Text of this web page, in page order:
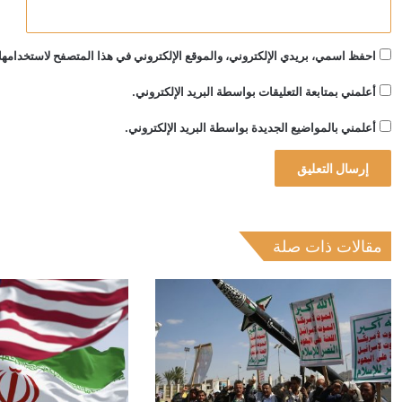
احفظ اسمي، بريدي الإلكتروني، والموقع الإلكتروني في هذا المتصفح
أعلمني بمتابعة التعليقات بواسطة البريد الإلكتروني.
أعلمني بالمواضيع الجديدة بواسطة البريد الإلكتروني.
مقالات ذات صلة